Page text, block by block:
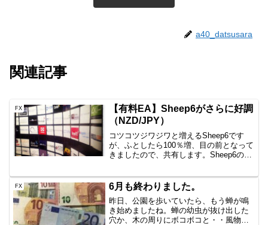
a40_datsusara
関連記事
FX
【有料EA】Sheep6がさらに好調
（NZD/JPY）
コツコツジワジワと増えるSheep6です
が、ふとしたら100％増、目の前となって
きましたので、共有します。Sheep6の挙
えるとのことですが、私はNZDで使って
い...
FX 6月も終わりました。
昨日、公園を歩いていたら、もう蝉が鳴
き始めましたね。蝉の幼虫が抜け出した
穴か、木の周りにボコボコと・・風物詩